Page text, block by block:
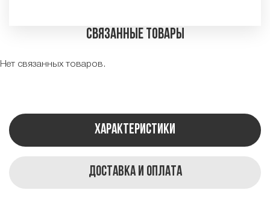
Связанные товары
Нет связанных товаров.
Характеристики
Доставка и оплата